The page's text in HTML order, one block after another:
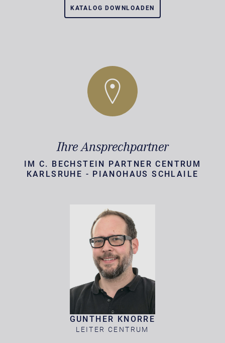
KATALOG DOWNLOADEN
Ihre Ansprechpartner
IM C. BECHSTEIN PARTNER CENTRUM
KARLSRUHE - PIANOHAUS SCHLAILE
GUNTHER KNORRE
LEITER CENTRUM